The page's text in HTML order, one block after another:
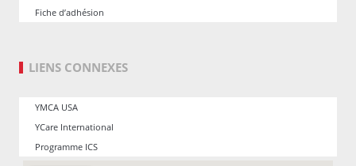
Fiche d’adhésion
LIENS CONNEXES
YMCA USA
YCare International
Programme ICS